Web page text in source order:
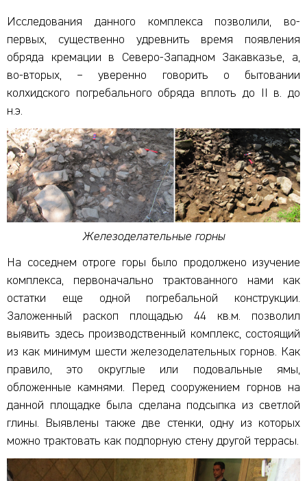
Исследования данного комплекса позволили, во-
первых, существенно удревнить время появления
обряда кремации в Северо-Западном Закавказье, а,
во-вторых, – уверенно говорить о бытовании
колхидского погребального обряда вплоть до II в. до
н.э.
Железоделательные горны
На соседнем отроге горы было продолжено изучение
комплекса, первоначально трактованного нами как
остатки еще одной погребальной конструкции.
Заложенный раскоп площадью 44 кв.м. позволил
выявить здесь производственный комплекс, состоящий
из как минимум шести железоделательных горнов. Как
правило, это округлые или подовальные ямы,
обложенные камнями. Перед сооружением горнов на
данной площадке была сделана подсыпка из светлой
глины. Выявлены также две стенки, одну из которых
можно трактовать как подпорную стену другой террасы.